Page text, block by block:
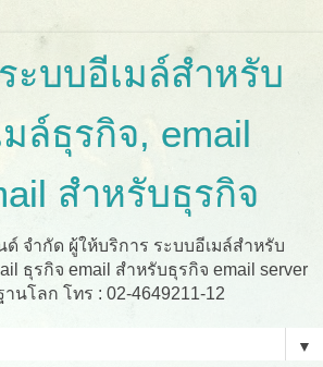
ะบบอีเมล์สำหรับ
ล์ธุรกิจ, email
สำหรับธุรกิจ
จำกัด ผู้ให้บริการ ระบบอีเมล์สำหรับ
ธุรกิจ email สำหรับธุรกิจ email server
นโลก โทร : 02-4649211-12
▼